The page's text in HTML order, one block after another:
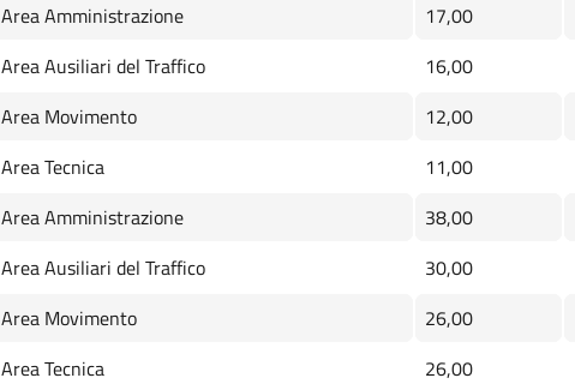
Area Amministrazione 17,00
Area Ausiliari del Traffico 16,00
Area Movimento 12,00
Area Tecnica 11,00
Area Amministrazione 38,00
Area Ausiliari del Traffico 30,00
Area Movimento 26,00
Area Tecnica 26,00